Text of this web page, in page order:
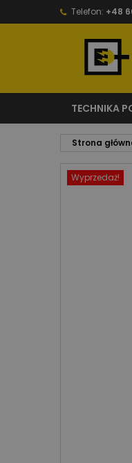
Telefon: +48
TECHNIKA
Strona
Wyprzedaż!